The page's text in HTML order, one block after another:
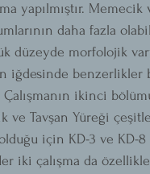
yapılmıştır.
daha fazla
düzeyde morfolojik
benzerlikler
ikinci
Tavşan Yüreği
için KD-3 ve KD-
iki çalışma da